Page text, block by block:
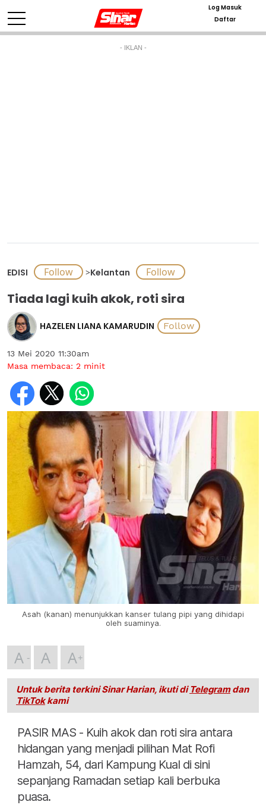
Log Masuk
Daftar
- IKLAN -
EDISI >Kelantan
Tiada lagi kuih akok, roti sira
HAZELEN LIANA KAMARUDIN
13 Mei 2020 11:30am
Masa membaca: 2 minit
Asah (kanan) menunjukkan kanser tulang pipi yang dihidapi
oleh suaminya.
A A A
Untuk berita terkini Sinar Harian, ikuti di Telegramdan
TikTokkami
PASIR MAS - Kuih akok dan roti sira antara
hidangan yang menjadi pilihan Mat Rofi
Hamzah, 54, dari Kampung Kual di sini
sepanjang Ramadan setiap kali berbuka
puasa.